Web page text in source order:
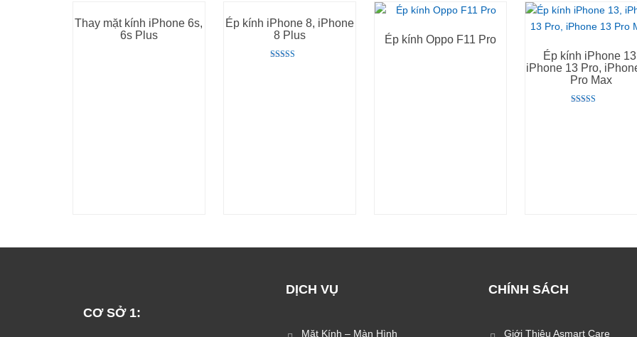
Thay mặt kính iPhone 6s,
6s Plus
Ép kính iPhone 8, iPhone
8 Plus
Ép kính Oppo F11 Pro
Ép kính iPhone
iPhone 13 Pro,
Pro Max
CƠ SỞ 1:
DỊCH VỤ
Mặt Kính – Màn Hình
CHÍNH SÁCH
Giới Thiệu Asmart Care